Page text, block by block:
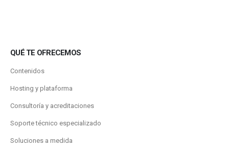
QUÉ TE OFRECEMOS
Contenidos
Hosting y plataforma
Consultoría y acreditaciones
Soporte técnico especializado
Soluciones a medida